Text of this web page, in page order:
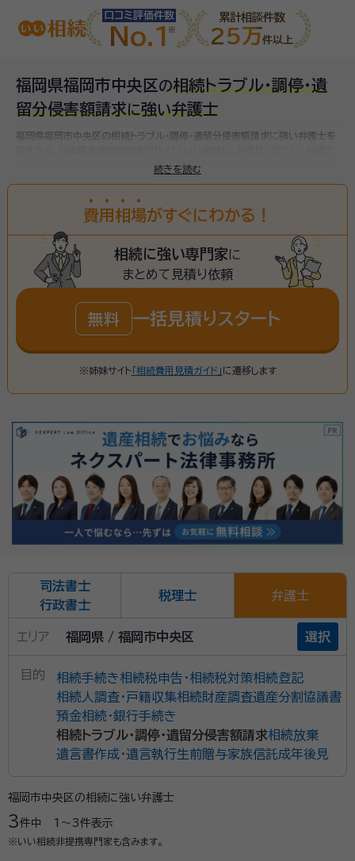
口コミ評価件数
No.1
累計相談件数
25万件以上
福岡県福岡市中央区の相続トラブル・調停・遺
留分侵害額請求に強い弁護士
続きを読む
福岡県福岡市中央区の相続トラブル・調停・遺留分侵害額請求に強い弁護士を
法人プロテクトスタンス 福岡事務所、弁護士法人本江法律事務所、弁護士法人
費 用 相 場がすぐにわかる！
相続に強い専門家に
まとめて見積り依頼
無料 一括見積りスタート
※姉妹サイト「相続費用見積ガイド」 に遷移します
司法書士
行政書士
税理士 弁護士
エリア 福岡県 / 福岡市中央区 選択
目的 相続手続き相続税申告・相続税対策相続登記
相続人調査・戸籍収集相続財産調査遺産分割協議書
預金相続・銀行手続き
相続トラブル・調停・遺留分侵害額請求相続放棄
遺言書作成・遺言執行生前贈与家族信託成年後見
福岡市中央区の相続に強い弁護士
3件中 1〜3件表示
※いい相続非提携専門家も含みます。